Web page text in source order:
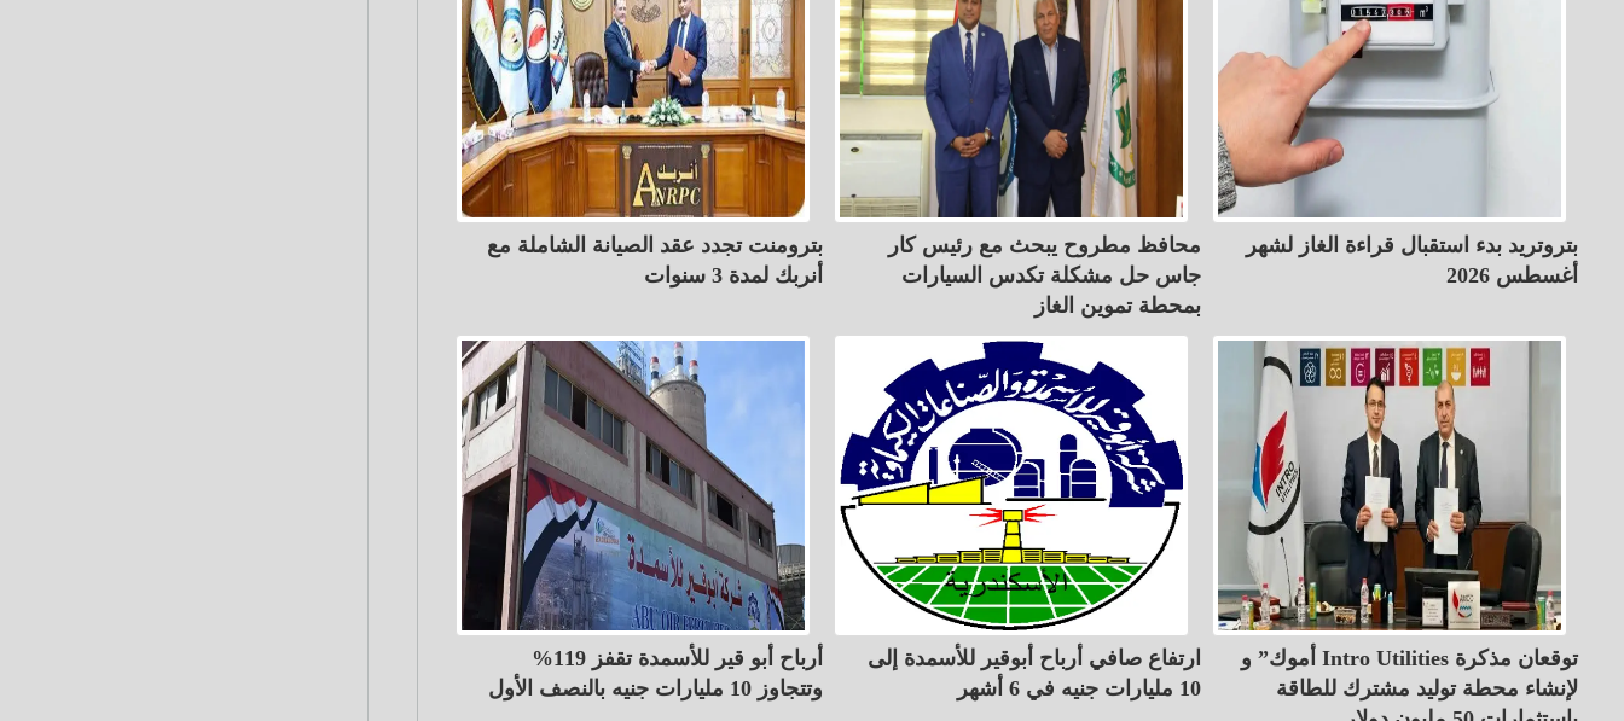
بتروتريد بدء استقبال قراءة الغاز لشهر
أغسطس 2026
محافظ مطروح يبحث مع رئيس كار
جاس حل مشكلة تكدس السيارات
بمحطة تموين الغاز
بترومنت تجدد عقد الصيانة الشاملة مع
أنربك لمدة 3 سنوات
أموك” و Intro Utilities توقعان مذكرة
لإنشاء محطة توليد مشترك للطاقة
ارتفاع صافي أرباح أبوقير للأسمدة إلى
10 مليارات جنيه في 6 أشهر
أرباح أبو قير للأسمدة تقفز 119%
وتتجاوز 10 مليارات جنيه بالنصف الأول